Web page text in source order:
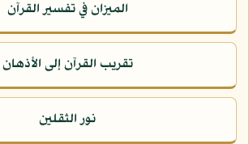
الميزان في تفسير القرآن
تقريب القرآن إلى الأذهان
نور الثقلين